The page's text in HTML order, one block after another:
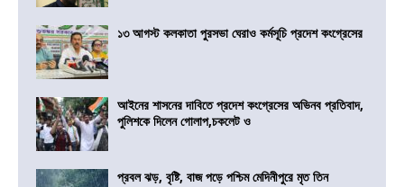
১৩ আগস্ট কলকাতা পুরসভা ঘেরাও কর্মসূচি প্রদেশ কংগ্রেসের
আইনের শাসনের দাবিতে প্রদেশ কংগ্রেসের অভিনব প্রতিবাদ,
পুলিশকে দিলেন গোলাপ,চকলেট ও
প্রবল ঝড়, বৃষ্টি, বাজ পড়ে পশ্চিম মেদিনীপুরে মৃত তিন